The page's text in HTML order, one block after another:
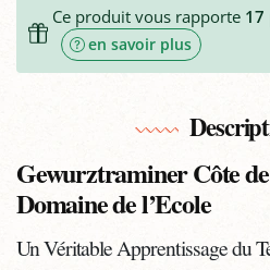
Ce produit vous rapporte 17
en savoir plus
Gewurztraminer Côte
Domaine de l’Ecole
Un Véritable Apprentissage du